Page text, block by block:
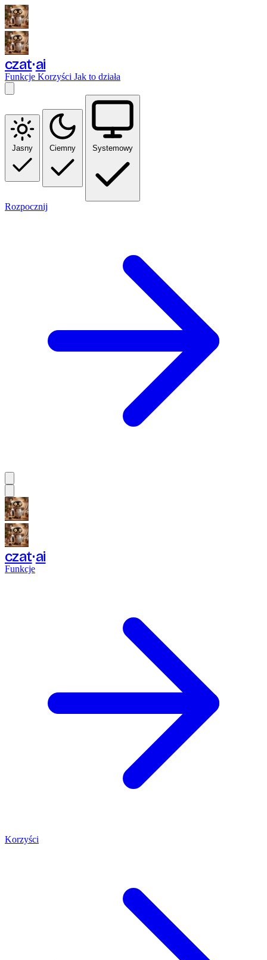
czat ai
Funkcje Korzyści Jak to działa
Jasny Ciemny Systemowy
Rozpocznij
czat ai
Funkcje
Korzyści